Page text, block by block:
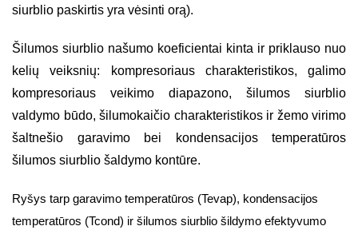
siurblio paskirtis yra vėsinti orą).
Šilumos siurblio našumo koeficientai kinta ir priklauso nuo
kelių veiksnių: kompresoriaus charakteristikos, galimo
kompresoriaus veikimo diapazono, šilumos siurblio
valdymo būdo, šilumokaičio charakteristikos ir žemo virimo
šaltnešio garavimo bei kondensacijos temperatūros
šilumos siurblio šaldymo kontūre.
Ryšys tarp garavimo temperatūros (Tevap), kondensacijos
temperatūros (Tcond) ir šilumos siurblio šildymo efektyvumo